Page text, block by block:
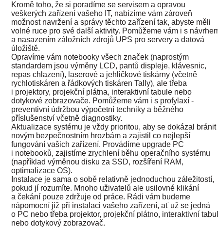
Kromě toho, že si poradíme se servisem a opravou
veškerých zařízení vašeho IT, nabízíme vám zároveň
možnost navržení a správy těchto zařízení tak, abyste měli
volné ruce pro své další aktivity. Pomůžeme vám i s
a nasazením záložních zdrojů UPS pro servery a datová
úložiště.
Opravíme vám notebooky všech značek (naprostým
standardem jsou výměny LCD, pantů displeje, klávesnic,
repas chlazení), laserové a jehličkové tiskárny (včetně
rychlotiskáren a řádkových tiskáren Tally), ale třeba
i projektory, projekční plátna, interaktivní tabule nebo
dotykové zobrazovače. Pomůžeme vám i s profylaxí -
preventivní údržbou výpočetní techniky a běžného
příslušenství včetně diagnostiky.
Aktualizace systému je vždy prioritou, aby se dokázal bránit
novým bezpečnostním hrozbám a zajistil co nejlepší
fungování vašich zařízení. Provádíme upgrade PC
i notebooků, zajistíme zrychlení běhu operačního systému
(například výměnou disku za SSD, rozšíření RAM,
optimalizace OS).
Instalace je sama o sobě relativně jednoduchou záležitostí,
pokud jí rozumíte. Mnoho uživatelů ale usilovné klikání
a čekání pouze zdržuje od práce. Rádi vám budeme
nápomocní již při instalaci vašeho zařízení, ať už se jedná
o PC nebo třeba projektor, projekční plátno, interaktivní
nebo dotykový zobrazovač.